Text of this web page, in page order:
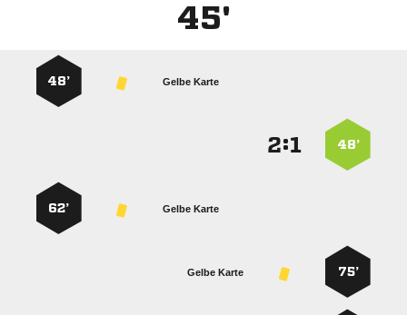
45'
Gelbe Karte
48’
48’
:
Gelbe Karte
62’
75’
Gelbe Karte